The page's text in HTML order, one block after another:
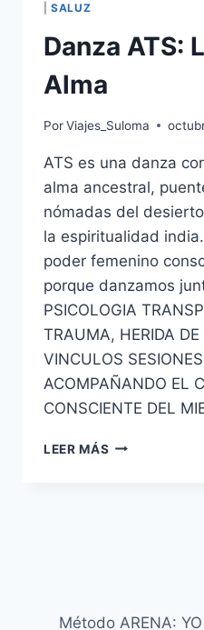
|SALUZ
Danza ATS:
Alma
PorViajes_Suloma
ATS es una danza
alma ancestral,
nómadas del
la espiritualidad
poder femenino
porque danzamos
PSICOLOGIA
TRAUMA, HERIDA DE
VINCULOS
ACOMPAÑANDO EL
CONSCIENTE DEL
LEER MÁS
Método ARENA: